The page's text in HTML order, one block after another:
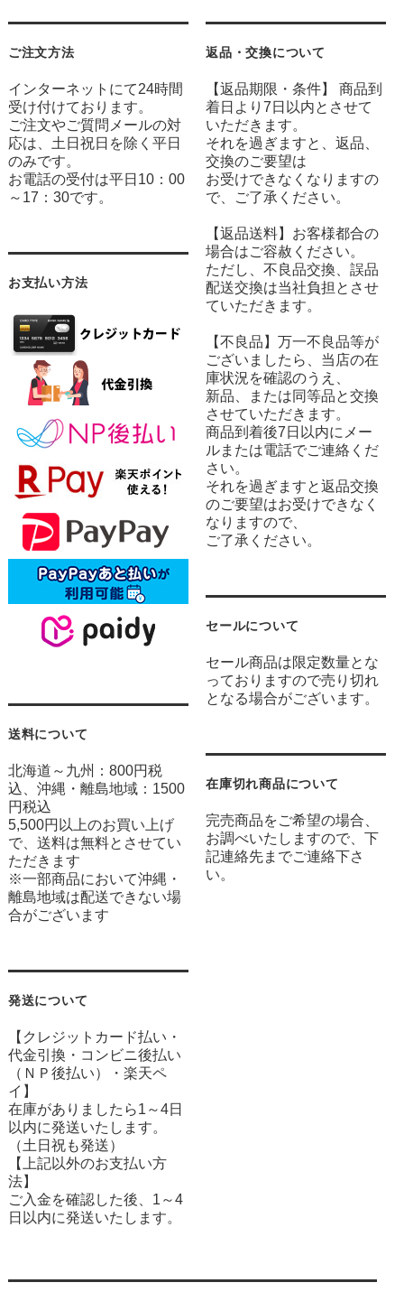
ご注文方法
インターネットにて24時間
受け付けております。
ご注文やご質問メールの対
応は、土日祝日を除く平日
のみです。
お電話の受付は平日10：00
～17：30です。
お支払い方法
送料について
北海道～九州：800円税
込、沖縄・離島地域：1500
円税込
5,500円以上のお買い上げ
で、送料は無料とさせてい
ただきます
※一部商品において沖縄・
離島地域は配送できない場
合がございます
発送について
【クレジットカード払い・
代金引換・コンビニ後払い
（ＮＰ後払い）・楽天ペ
イ】
在庫がありましたら1～4日
以内に発送いたします。
（土日祝も発送）
【上記以外のお支払い方
法】
ご入金を確認した後、1～4
日以内に発送いたします。
返品・交換について
【返品期限・条件】 商品到
着日より7日以内とさせて
いただきます。
それを過ぎますと、返品、
交換のご要望は
お受けできなくなりますの
で、ご了承ください。
【返品送料】お客様都合の
場合はご容赦ください。
ただし、不良品交換、誤品
配送交換は当社負担とさせ
ていただきます。
【不良品】万一不良品等が
ございましたら、当店の在
庫状況を確認のうえ、
新品、または同等品と交換
させていただきます。
商品到着後7日以内にメー
ルまたは電話でご連絡くだ
さい。
それを過ぎますと返品交換
のご要望はお受けできなく
なりますので、
ご了承ください。
セールについて
セール商品は限定数量とな
っておりますので売り切れ
となる場合がございます。
在庫切れ商品について
完売商品をご希望の場合、
お調べいたしますので、下
記連絡先までご連絡下さ
い。